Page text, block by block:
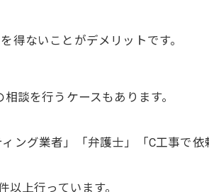
得ないことがデメリットです。
談を行うケースもあります。
ング業者」「弁護士」「C工事で依
上行っています。